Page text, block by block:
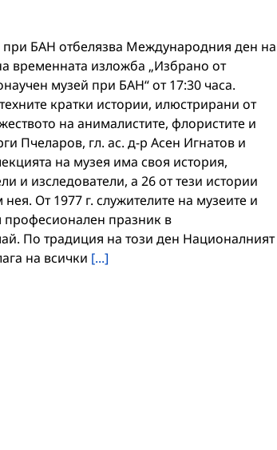
БАН отбелязва Международния ден на
временната изложба „Избрано от
музей при БАН“ от 17:30 часа.
кратки истории, илюстрирани от
на анималистите, флористите и
Пчеларов, гл. ас. д-р Асен Игнатов и
на музея има своя история,
и изследователи, а 26 от тези истории
От 1977 г. служителите на музеите и
професионален празник в
По традиция на този ден Националният
на всички [...]